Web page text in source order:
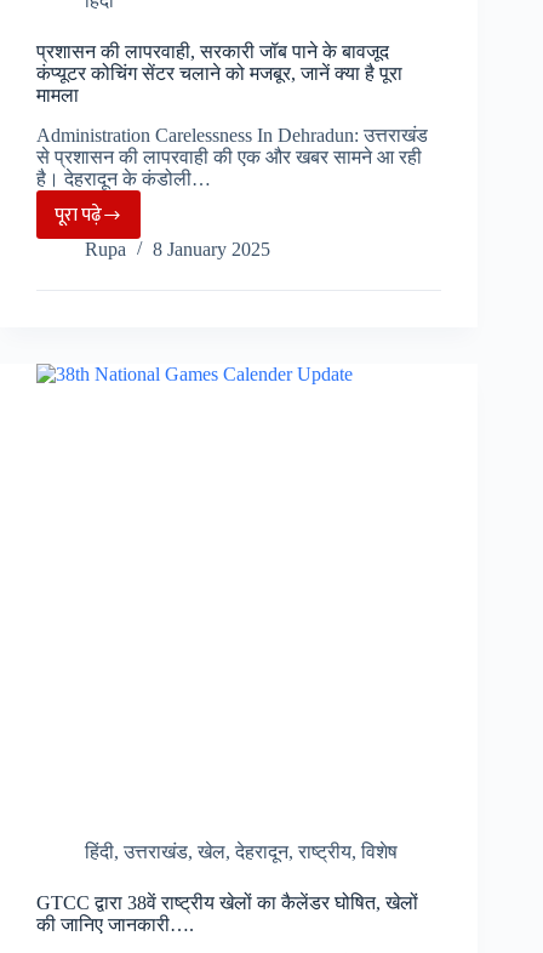
प्रशासन की लापरवाही, सरकारी जॉब पाने के बावजूद
कंप्यूटर कोचिंग सेंटर चलाने को मजबूर, जानें क्या है पूरा
मामला
Administration Carelessness In Dehradun: उत्तराखंड
से प्रशासन की लापरवाही की एक और खबर सामने आ रही
है। देहरादून के कंडोली…
पूरा पढ़ेप्रशासन
की
लापरवाही,
पाने
Rupa 8 January 2025
हिंदी,उत्तराखंड,खेल,देहरादून,राष्ट्रीय,विशेष
GTCC द्वारा 38वें राष्ट्रीय खेलों का कैलेंडर घोषित, खेलों
की जानिए जानकारी….